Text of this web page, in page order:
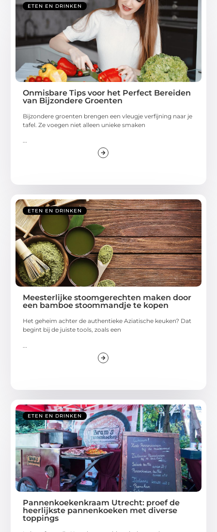
ETEN EN DRINKEN
Onmisbare Tips voor het Perfect Bereiden
van Bijzondere Groenten
Bijzondere groenten brengen een vleugje verfijning naar je
tafel. Ze voegen niet alleen unieke smaken
...
ETEN EN DRINKEN
Meesterlijke stoomgerechten maken door
een bamboe stoommandje te kopen
Het geheim achter de authentieke Aziatische keuken? Dat
begint bij de juiste tools, zoals een
ETEN EN DRINKEN
Pannenkoekenkraam Utrecht: proef de
heerlijkste pannenkoeken met diverse
toppings